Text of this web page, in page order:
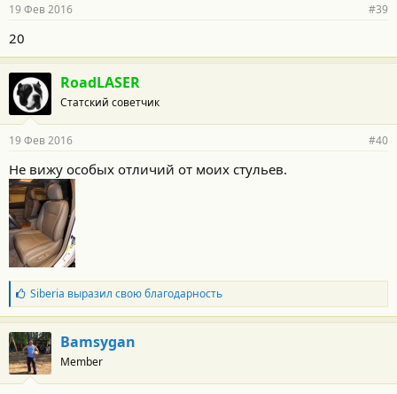
19 Фев 2016 #39
20
RoadLASER
Статский советчик
19 Фев 2016 #40
Не вижу особых отличий от моих стульев.
Б
л
а
г
о
д
а
Siberia выразил свою благодарность
Bamsygan
Member